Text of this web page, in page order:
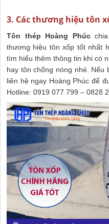
3. Các thương hiệu tôn
Tôn thép Hoàng Phúcchia
thương hiệu tôn xốp tốt nhất
tìm hiểu thêm thông tin khi có
hay tôn chống nóng nhé.
liên hệ ngay Hoàng Phúc để
Hotline: 0919 077 799 – 0828